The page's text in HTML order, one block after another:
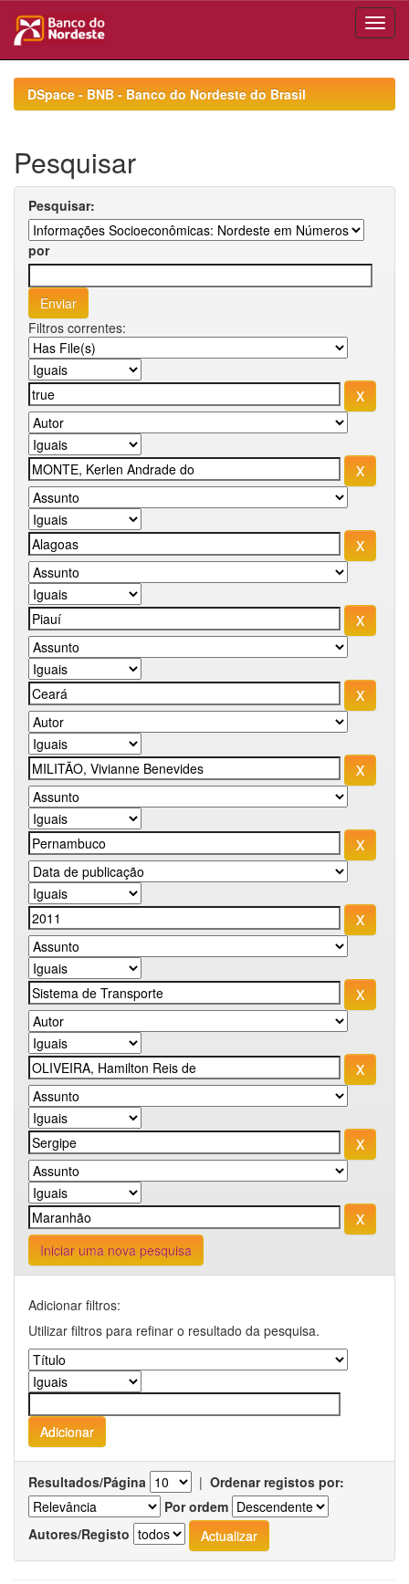
navigationDSpace - BNB - Banco do Nordeste do Brasil
Pesquisar
Pesquisar:
por
Filtros correntes:
Iniciar uma nova pesquisa
Adicionar filtros:
Utilizar filtros para refinar o resultado da pesquisa.
Resultados/Página | Ordenar registos por:
Por ordem
Autores/Registo